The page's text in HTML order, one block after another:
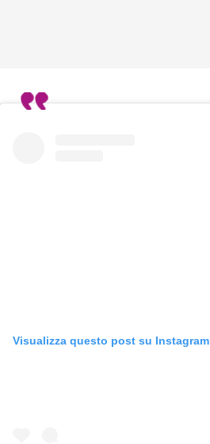
Visualizza questo post su Instagram